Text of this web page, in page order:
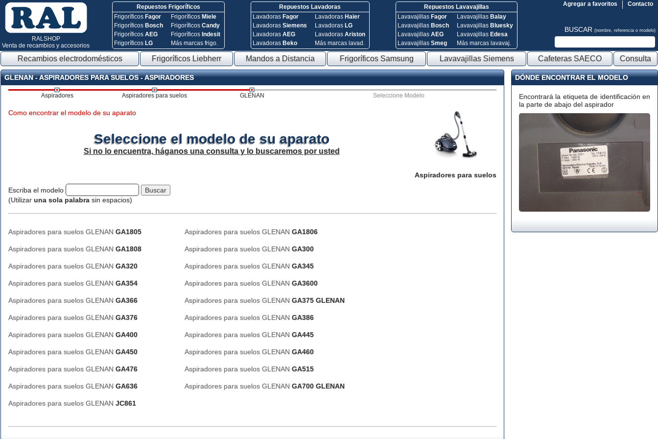
RALSHOP
Venta de recambios y accesorios
Repuestos Frigoríficos
Frigoríficos Fagor
Frigoríficos Bosch
FrigoríficosAEG
Frigoríficos LG
Frigoríficos Miele
FrigoríficosCandy
Frigoríficos Indesit
Más marcas frigo.
Repuestos Lavadoras
Lavadoras Fagor
Lavadoras Siemens
Lavadoras AEG
Lavadoras Beko
Lavadoras Haier
Lavadoras LG
Lavadoras Ariston
Más marcas lavad.
Repuestos Lavavajillas
Lavavajillas Fagor
Lavavajillas Bosch
Lavavajillas AEG
Lavavajillas Smeg
Lavavajillas Balay
Lavavajillas Bluesky
Lavavajillas Edesa
Más marcas lavavaj.
Contacto
Agregar a favoritos
BUSCAR (nombre, referencia o modelo)
Recambios electrodomésticos Frigoríficos Liebherr Mandos a Distancia Frigoríficos Samsung Lavavajillas Siemens Cafeteras SAECO Consulta
GLENAN - ASPIRADORES PARA SUELOS - ASPIRADORES
Aspiradores Aspiradores para suelos GLENAN Seleccione Modelo
Aspiradores para suelos
Como encontrar el modelo de su aparato
Seleccione el modelo de su aparato
Si no lo encuentra, háganos una consulta y lo buscaremos por usted
Escriba el modelo
(Utilizar una sola palabra sin espacios)
Aspiradores para suelos GLENAN GA1805 Aspiradores para suelos GLENAN GA1806
Aspiradores para suelos GLENAN GA1808 Aspiradores para suelos GLENAN GA300
Aspiradores para suelos GLENAN GA320 Aspiradores para suelos GLENAN GA345
Aspiradores para suelos GLENAN GA354 Aspiradores para suelos GLENAN GA3600
Aspiradores para suelos GLENAN GA366 Aspiradores para suelos GLENAN GA375 GLENAN
Aspiradores para suelos GLENAN GA376 Aspiradores para suelos GLENAN GA386
Aspiradores para suelos GLENAN GA400 Aspiradores para suelos GLENAN GA445
Aspiradores para suelos GLENAN GA450 Aspiradores para suelos GLENAN GA460
Aspiradores para suelos GLENAN GA476 Aspiradores para suelos GLENAN GA515
Aspiradores para suelos GLENAN GA636 Aspiradores para suelos GLENAN GA700 GLENAN
Aspiradores para suelos GLENAN JC861
DÓNDE ENCONTRAR EL MODELO
Encontrará la etiqueta de identificación en
la parte de abajo del aspirador